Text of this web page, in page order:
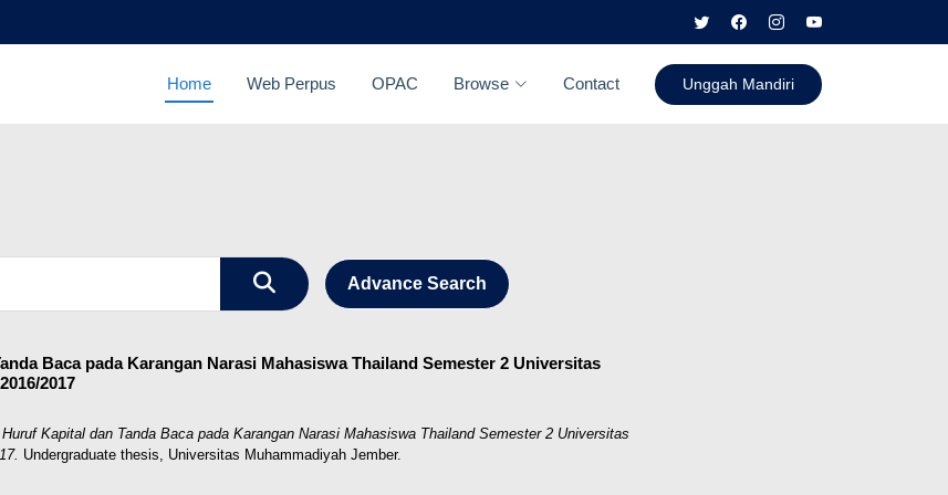
Home Web Perpus OPAC Browse Contact Unggah Mandiri
Advance Search
Baca pada Karangan Narasi Mahasiswa Thailand Semester 2 Universitas
2017
Kapital dan Tanda Baca pada Karangan Narasi Mahasiswa Thailand Semester 2 Universitas
Undergraduate thesis, Universitas Muhammadiyah Jember.